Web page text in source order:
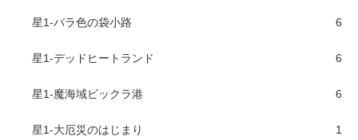
星1-バラ色の袋小路 6
星1-デッドヒートランド 6
星1-魔海域ビックラ港 6
星1-大厄災のはじまり 1